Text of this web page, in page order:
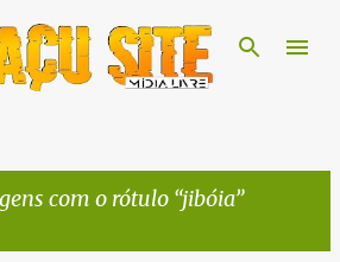
o conteúdo principal
com o rótulo jibóia